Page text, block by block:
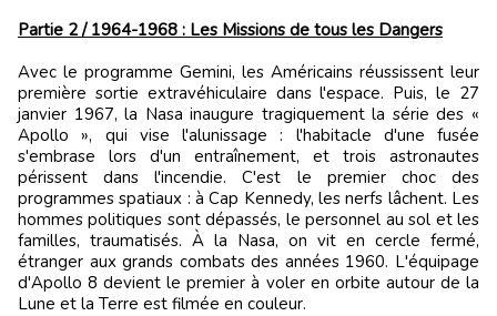
Partie 2 / 1964-1968 : Les Missions de tous les Dangers
Avec le programme Gemini, les Américains réussissent leur
première sortie extravéhiculaire dans l'espace. Puis, le 27
janvier 1967, la Nasa inaugure tragiquement la série des «
Apollo », qui vise l'alunissage : l'habitacle d'une fusée
s'embrase lors d'un entraînement, et trois astronautes
périssent dans l'incendie. C'est le premier choc des
programmes spatiaux : à Cap Kennedy, les nerfs lâchent. Les
hommes politiques sont dépassés, le personnel au sol et les
familles, traumatisés. À la Nasa, on vit en cercle fermé,
étranger aux grands combats des années 1960. L'équipage
d'Apollo 8 devient le premier à voler en orbite autour de la
Lune et la Terre est filmée en couleur.